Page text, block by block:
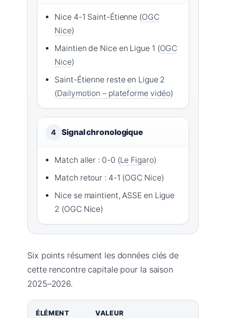
Nice 4-1 Saint-Étienne (OGC
Nice)
Maintien de Nice en Ligue 1 (OGC
Nice)
Saint-Étienne reste en Ligue 2
(Dailymotion – plateforme vidéo)
4 Signal chronologique
Match aller : 0-0 (Le Figaro)
Match retour : 4-1 (OGC Nice)
Nice se maintient, ASSE en Ligue
2 (OGC Nice)
Six points résument les données clés de
cette rencontre capitale pour la saison
2025–2026.
ÉLÉMENT VALEUR